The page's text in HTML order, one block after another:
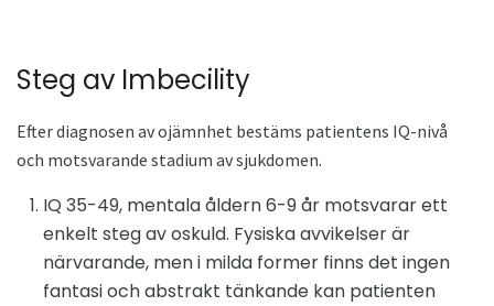
Steg av Imbecility
Efter diagnosen av ojämnhet bestäms patientens IQ-nivå
och motsvarande stadium av sjukdomen.
IQ 35-49, mentala åldern 6-9 år motsvarar ett
enkelt steg av oskuld. Fysiska avvikelser är
närvarande, men i milda former finns det ingen
fantasi och abstrakt tänkande kan patienten